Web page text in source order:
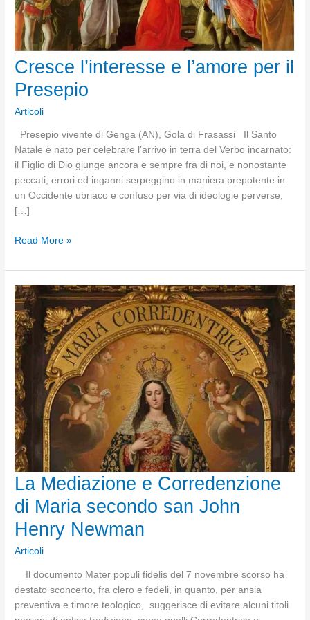
Cresce l’interesse e l’amore per il
Presepio
Articoli
Presepio vivente di Genga (AN), Gola di Frasassi Il Santo
Natale è nato per celebrare l’arrivo in terra del Verbo incarnato:
il Figlio di Dio giunge ancora e sempre fra di noi, e nonostante
peccati, errori ed inganni serpeggino in maniera prepotente in
un Occidente ubriaco e confuso per via di ideologie perverse,
[…]
Cresce
e
l’amore
per
il
Presepio
Read More »
La Mediazione e Corredenzione
di Maria secondo san John
Henry Newman
Articoli
Il documento Mater populi fidelis del 7 novembre scorso ha
destato sconcerto, fra clero e fedeli, in quanto, per ansia
preventiva e timore teologico, suggerisce di evitare alcuni titoli